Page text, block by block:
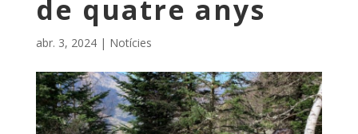
de quatre anys
abr. 3, 2024| Notícies